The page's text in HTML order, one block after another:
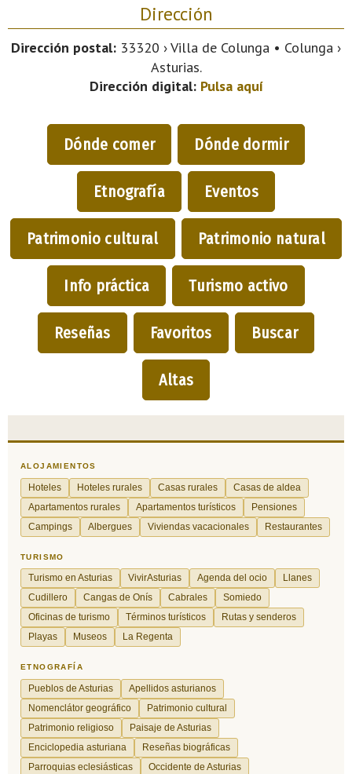
Dirección
Dirección postal: 33320 › Villa de Colunga • Colunga ›
Asturias.
Dirección digital: Pulsa aquí
Dónde comer Dónde dormir
Etnografía Eventos
Patrimonio cultural Patrimonio natural
Info práctica Turismo activo
Reseñas Favoritos Buscar
Altas